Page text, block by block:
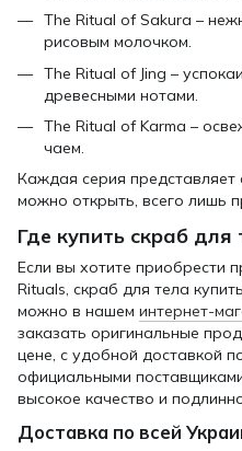
The Ritual of Sakura –
рисовым молочком.
The Ritual of Jing –
древесными нотами.
The Ritual of Karma –
чаем.
Каждая серия
можно открыть, всего лишь
Где купить скраб
Если вы хотите приобрести
Rituals, скраб для тела
можно в нашем интернет-
заказать оригинальные
цене, с удобной доставкой
официальными
высокое качество и
Доставка по всей